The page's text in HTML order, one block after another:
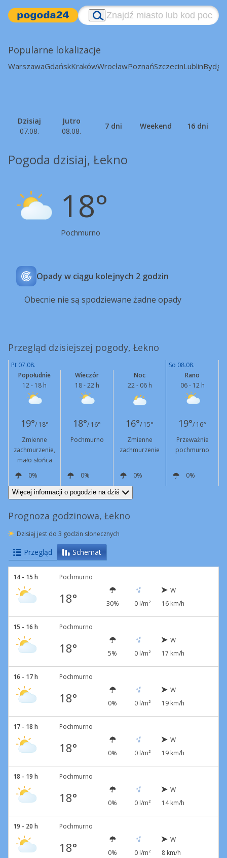
Popularne lokalizacje
WarszawaGdańskKrakówWrocławPoznańSzczecinLublin
Dzisiaj
07.08.
Jutro
08.08.
7 dni Weekend 16 dni
Pogoda dzisiaj, Łekno
18°
Pochmurno
Opady w ciągu kolejnych 2 godzin
Obecnie nie są spodziewane żadne opady
Przegląd dzisiejszej pogody, Łekno
Pt 07.08.
So 08.08.
Popołudnie
12 - 18 h
Wieczór
18 - 22 h
Noc
22 - 06 h
Rano
06 - 12 h
19°/ 18° 18°/ 16° 16°/ 15° 19°/ 16°
Zmienne
zachmurzenie,
mało słońca
Pochmurno
Zmienne
zachmurzenie
Przeważnie
pochmurno
0% 0% 0%
0%
W
19 km/h W
9 km/h
Więcej informacji o pogodzie na dziś
Prognoza godzinowa, Łekno
Dzisiaj jest do 3 godzin słonecznych
Przegląd Schemat
14 - 15 h Pochmurno
18° 30% 0 l/m²
W
16 km/h
15 - 16 h Pochmurno
18° 5% 0 l/m²
W
17 km/h
16 - 17 h Pochmurno
18° 0% 0 l/m²
W
19 km/h
17 - 18 h Pochmurno
18° 0% 0 l/m²
W
19 km/h
18 - 19 h Pochmurno
18° 0% 0 l/m²
W
14 km/h
19 - 20 h Pochmurno
18° 0% 0 l/m²
W
8 km/h